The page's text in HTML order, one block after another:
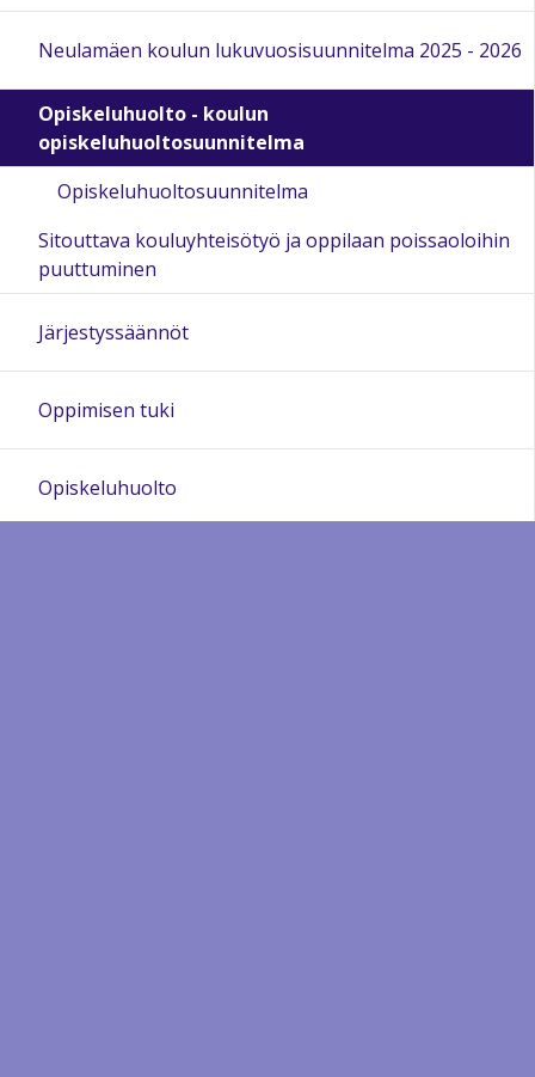
Neulamäen koulun lukuvuosisuunnitelma 2025 - 2026
Opiskeluhuolto - koulun
opiskeluhuoltosuunnitelma
Opiskeluhuoltosuunnitelma
Sitouttava kouluyhteisötyö ja oppilaan poissaoloihin
puuttuminen
Järjestyssäännöt
Oppimisen tuki
Opiskeluhuolto